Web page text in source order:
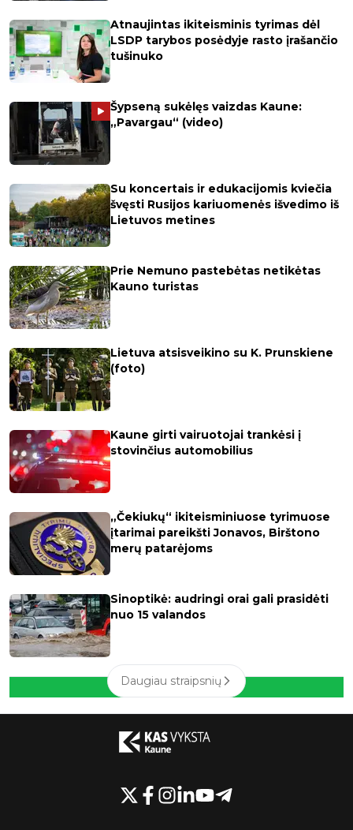
Atnaujintas ikiteisminis tyrimas dėl
LSDP tarybos posėdyje rasto įrašančio
tušinuko
Šypseną sukėlęs vaizdas Kaune:
„Pavargau“ (video)
Su koncertais ir edukacijomis kviečia
švęsti Rusijos kariuomenės išvedimo iš
Lietuvos metines
Prie Nemuno pastebėtas netikėtas
Kauno turistas
Lietuva atsisveikino su K. Prunskiene
(foto)
Kaune girti vairuotojai trankėsi į
stovinčius automobilius
„Čekiukų“ ikiteisminiuose tyrimuose
įtarimai pareikšti Jonavos, Birštono
merų patarėjoms
Sinoptikė: audringi orai gali prasidėti
nuo 15 valandos
Daugiau straipsnių